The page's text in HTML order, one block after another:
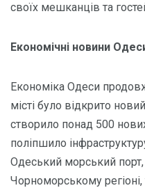
своїх мешканців та
Економічні новини
Економіка Одеси
місті було відкрито
створило понад 500
поліпшило
Одеський морський порт,
Чорноморському